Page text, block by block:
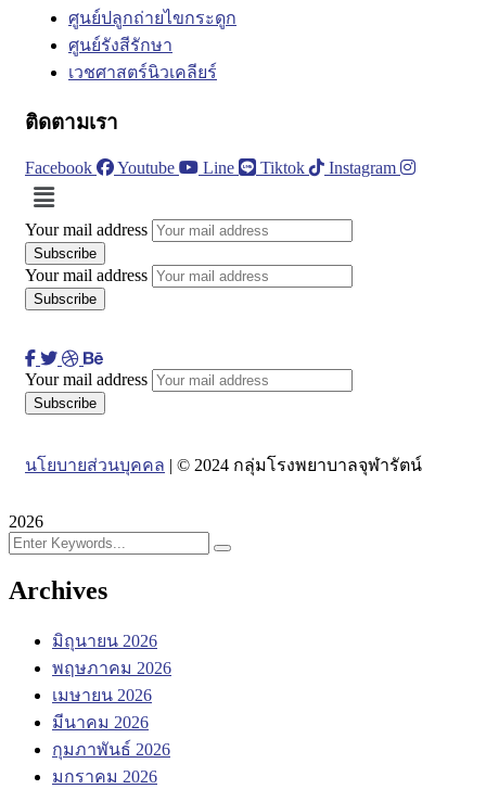
ศูนย์ปลูกถ่ายไขกระดูก
ศูนย์รังสีรักษา
เวชศาสตร์นิวเคลียร์
ติดตามเรา
Facebook Youtube Line Tiktok Instagram
Menu
Your mail address
Your mail address
Your mail address
นโยบายส่วนบุคคล | © 2024 กลุ่มโรงพยาบาลจุฬารัตน์
2026
Archives
มิถุนายน 2026
พฤษภาคม 2026
เมษายน 2026
มีนาคม 2026
กุมภาพันธ์ 2026
มกราคม 2026